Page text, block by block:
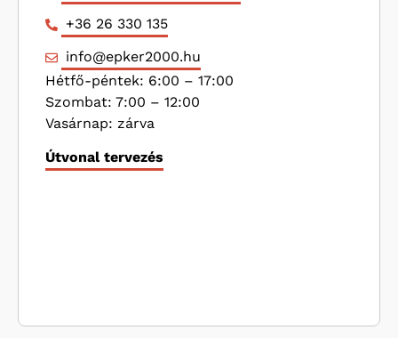
+36 26 330 135
info@epker2000.hu
Hétfő-péntek: 6:00 – 17:00
Szombat: 7:00 – 12:00
Vasárnap: zárva
Útvonal tervezés